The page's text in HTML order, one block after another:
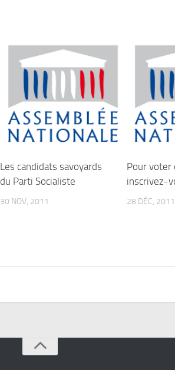
Les candidats savoyards
du Parti Socialiste
30 NOV, 2011
Pour voter
inscrivez-
28 DÉC, 2011